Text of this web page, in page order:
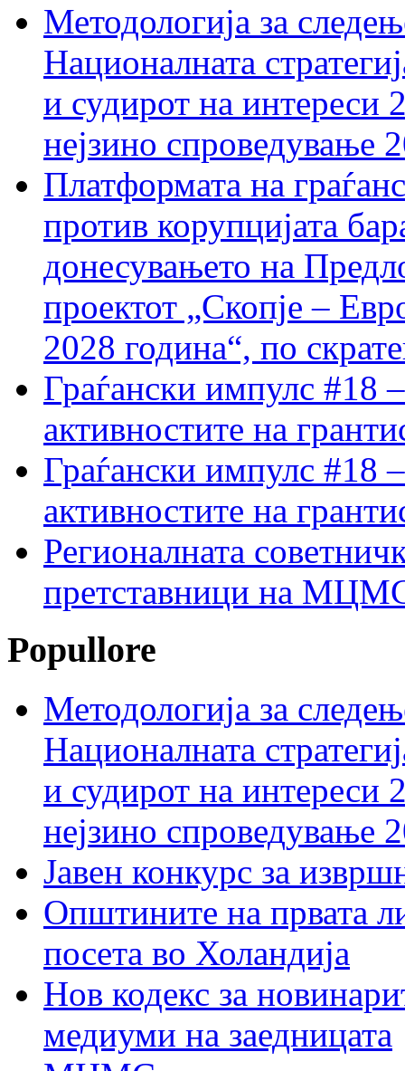
Методологија за
Националната
и судирот на интереси
нејзино спроведување
Платформата на
против корупцијата
донесувањето на
проектот „Скопје –
2028 година“, по
Граѓански импулс #18
активностите на
Граѓански импулс #18
активностите на
Регионалната
претставници на МЦМС
Popullore
Методологија за
Националната
и судирот на интереси
нејзино спроведување
Јавен конкурс за
Општините на првата
посета во Холандија
Нов кодекс за
медиуми на заедницата